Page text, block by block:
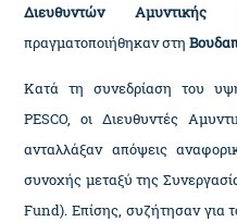
Διευθυντών
πραγματοποιήθηκαν στη
Κατά τη συνεδρίαση του
PESCO, οι Διευθυντές
ανταλλάξαν απόψεις
συνοχής μεταξύ της
Fund). Επίσης, συζήτησαν για